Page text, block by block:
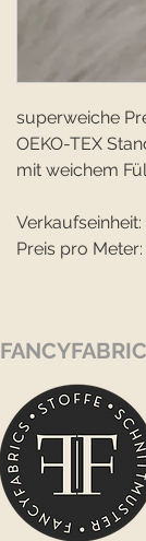
superweiche
OEKO-TEX
mit weichem
Preis pro